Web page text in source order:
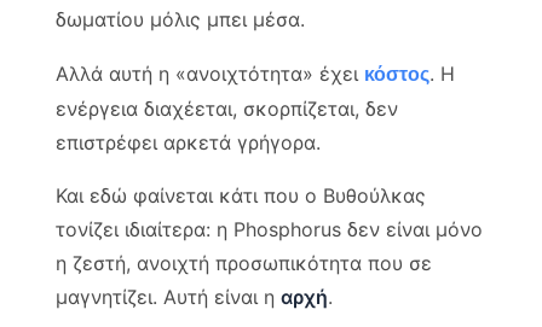
δωματίου μόλις μπει μέσα.
Αλλά αυτή η «ανοιχτότητα» έχει κόστος. Η
ενέργεια διαχέεται, σκορπίζεται, δεν
επιστρέφει αρκετά γρήγορα.
Και εδώ φαίνεται κάτι που ο Βυθούλκας
τονίζει ιδιαίτερα: η Phosphorus δεν είναι μόνο
η ζεστή, ανοιχτή προσωπικότητα που σε
μαγνητίζει. Αυτή είναι ηαρχή.